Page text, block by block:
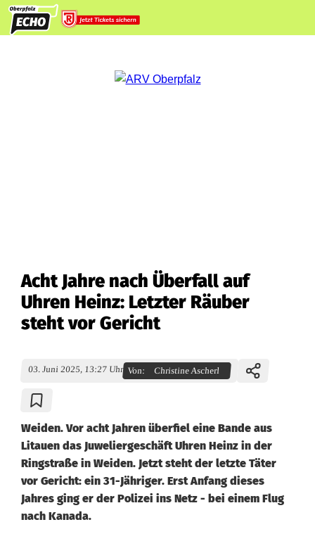
Acht Jahre nach Überfall auf
Uhren Heinz: Letzter Räuber
steht vor Gericht
03. Juni 2025, 13:27 Uhr Von: Christine Ascherl
Weiden. Vor acht Jahren überfiel eine Bande aus
Litauen das Juweliergeschäft Uhren Heinz in der
Ringstraße in Weiden. Jetzt steht der letzte Täter
vor Gericht: ein 31-Jähriger. Erst Anfang dieses
Jahres ging er der Polizei ins Netz - bei einem Flug
nach Kanada.